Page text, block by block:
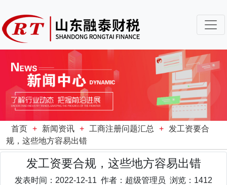
首页 + 新闻资讯 + 工商注册问题汇总 +
发工资要合
规，这些地方容易出错
发工资要合规，这些地方容易出错
发表时间：2022-12-11 作者：超级管理员 浏览：1412